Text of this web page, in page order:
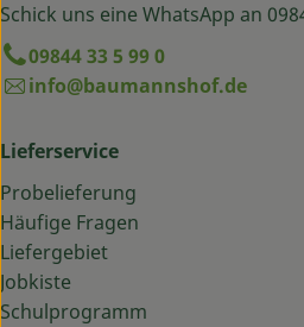
Schick uns eine WhatsApp an
09844 33 5 99 0
info@baumannshof.de
Lieferservice
Probelieferung
Häufige Fragen
Liefergebiet
Jobkiste
Schulprogramm